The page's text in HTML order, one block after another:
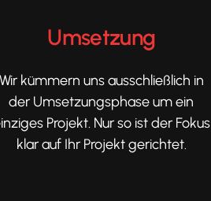
Umsetzung
Wir kümmern uns ausschließlich in
der Umsetzungsphase um ein
Projekt. Nur so ist der Fokus
klar auf Ihr Projekt gerichtet.